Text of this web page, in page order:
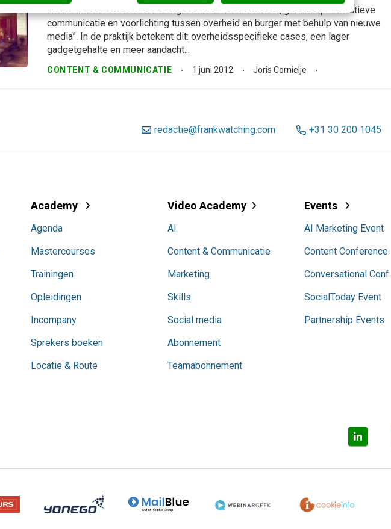
Nieuw in de reeks Emerce-congressen is eGovernment, gericht op “effectieve
communicatie en voorlichting tussen overheid en burger met behulp van nieuwe
media”. In de praktijk betekent dit: overheidsspecifieke cases, een lager
gadgetgehalte en meer aandacht...
CONTENT & COMMUNICATIE 1 juni 2012 Joris Cornielje
redactie@frankwatching.com +31 30 200 1045
Academy
Agenda
Mastercourses
Trainingen
Opleidingen
Incompany
Sprekers boeken
Locatie & Route
Video Academy
AI
Content & Communicatie
Marketing
Skills
Social media
Abonnement
Teamabonnement
Events
AI Marketing Event
Content Conference
Conversational Conf.
SocialToday Event
Partnership Events